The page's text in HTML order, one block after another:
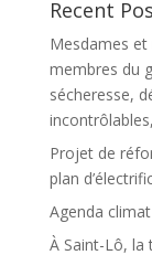
Recent
Mesdames
membres du
sécheresse,
Projet de
plan
Agenda
À Saint-Lô, la